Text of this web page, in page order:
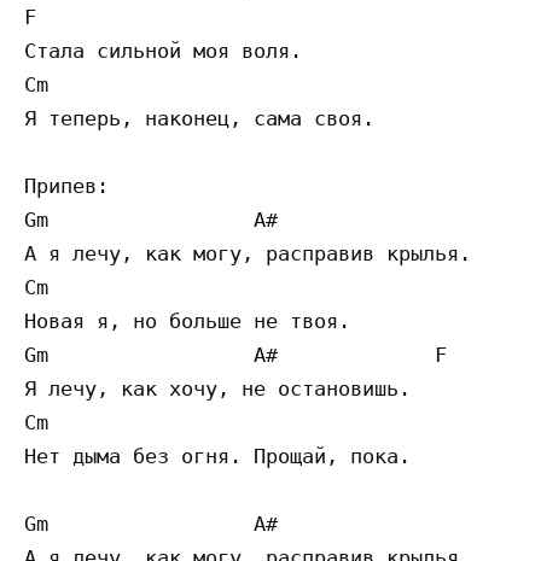
Стала сильной моя воля.
Cm
Я теперь, наконец, сама своя.
Припев:
Gm                 A#
А я лечу, как могу, расправив крылья.
Cm
Новая я, но больше не твоя.
Gm                 A#             F
Я лечу, как хочу, не остановишь.
Cm
Нет дыма без огня. Прощай, пока.
Gm                 A#